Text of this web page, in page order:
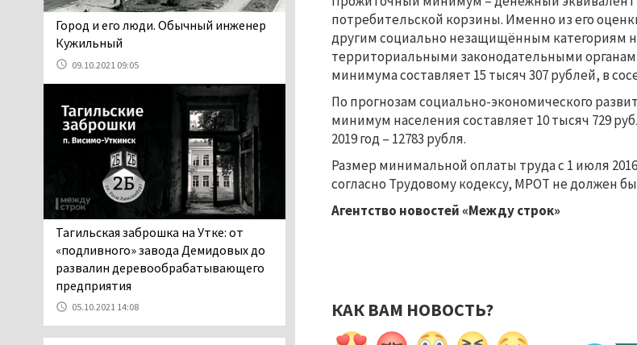
потребительской корзины. Именно из его
другим социально незащищённым категориям
территориальными законодательными
минимума составляет 15 тысяч 307 рублей, в
По прогнозам социально-экономического
минимум населения составляет 10 тысяч 729
2019 год – 12783 рубля.
Размер минимальной оплаты труда с 1 июля
согласно Трудовому кодексу, МРОТ не должен
Агентство новостей «Между строк»
КАК ВАМ НОВОСТЬ?
повышает износ автомобиля
06.08.2026 13:53
В Детской городской
Тагила опровергли
обвинения родителей, которые
заявили, что их дочь в палате
покусала бельевая вошь
06.08.2026 13:02
В Нижнем Тагиле на три
дня запретят
электросамокаты
«Я уверен, это бельевая
вошь». Родители 10-
летней девочки
паразитов, которые искусали их
​​​​​​​Город и его люди. Обычный инженер
Кужильный
09.10.2021 09:05
Тагильская заброшка на Утке: от
«подливного» завода Демидовых до
развалин деревообрабатывающего
предприятия
05.10.2021 14:08